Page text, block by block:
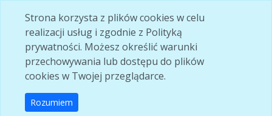
Strona korzysta z plików cookies w celu
realizacji usług i zgodnie z Polityką
prywatności. Możesz określić warunki
przechowywania lub dostępu do plików
cookies w Twojej przeglądarce.
Rozumiem